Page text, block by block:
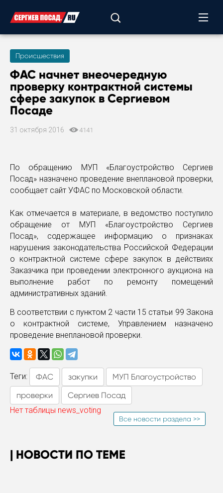
Происшествия
ФАС начнет внеочередную
проверку контрактной системы
сфере закупок в Сергиевом
Посаде
31 октября 2016 4141
По обращению МУП «Благоустройство Сергиев
Посад» назначено проведение внеплановой проверки,
сообщает сайт УФАС по Московской области.
Как отмечается в материале, в ведомство поступило
обращение от МУП «Благоустройство Сергиев
Посад», содержащее информацию о признаках
нарушения законодательства Российской Федерации
о контрактной системе сфере закупок в действиях
Заказчика при проведении электронного аукциона на
выполнение работ по ремонту помещений
административных зданий.
В соответствии с пунктом 2 части 15 статьи 99 Закона
о контрактной системе, Управлением назначено
проведение внеплановой проверки.
Теги: ФАС закупки
МУП Благоустройство
проверки
Сергиев Посад
Нет таблицы news_voting
Все новости раздела >>
НОВОСТИ ПО ТЕМЕ